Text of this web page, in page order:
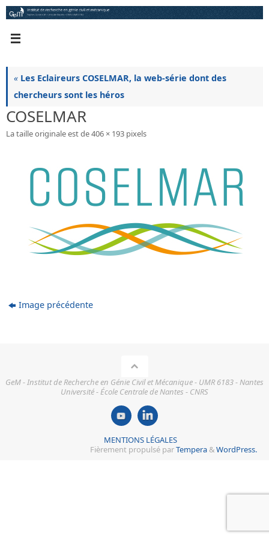
Passer
au
« Les Eclaireurs COSELMAR, la web-série dont des
chercheurs sont les héros
COSELMAR
La taille originale est de406 × 193 pixels
Image précédente
GeM - Institut de Recherche en Génie Civil et Mécanique - UMR 6183 - Nantes
Université - École Centrale de Nantes - CNRS
MENTIONS LÉGALES
Fièrement propulsé parTempera &WordPress.